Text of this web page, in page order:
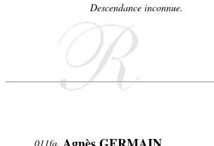
Descendance inconnue.
011fq.